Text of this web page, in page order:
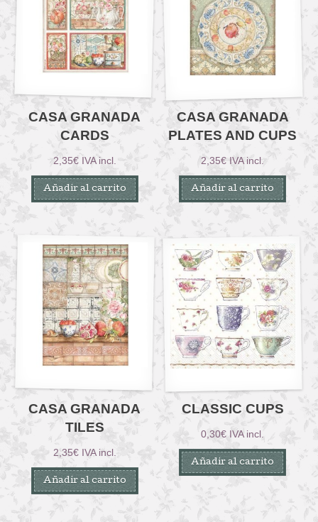
CASA GRANADA
CARDS
2,35€ IVA incl.
Añadir al carrito
CASA GRANADA
PLATES AND CUPS
2,35€ IVA incl.
Añadir al carrito
CASA GRANADA
TILES
2,35€ IVA incl.
Añadir al carrito
CLASSIC CUPS
0,30€ IVA incl.
Añadir al carrito